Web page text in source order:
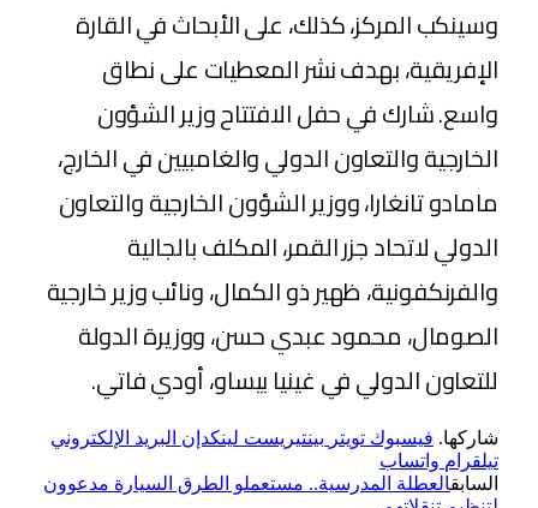
وسينكب المركز، كذلك، على الأبحاث في القارة
الإفريقية، بهدف نشر المعطيات على نطاق
واسع. شارك في حفل الافتتاح وزير الشؤون
الخارجية والتعاون الدولي والغامبيين في الخارج،
مامادو تانغارا، ووزير الشؤون الخارجية والتعاون
الدولي لاتحاد جزر القمر، المكلف بالجالية
والفرنكفونية، ظهير ذو الكمال، ونائب وزير خارجية
الصومال، محمود عبدي حسن، ووزيرة الدولة
للتعاون الدولي في غينيا بيساو، أودي فاتي.
شاركها. فيسبوك تويتر بينتيريست لينكدإن البريد الإلكتروني
تيلقرام واتساب
السابقالعطلة المدرسية.. مستعملو الطرق السيارة مدعوون